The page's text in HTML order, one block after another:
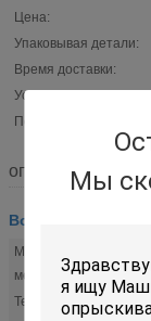
Мы
Цена:
Упаковывая детали:
Время доставки:
Условия оплаты:
Поставка способности:
описание
Воздушный поток
Материал
металла:
Тепловой
Пар/